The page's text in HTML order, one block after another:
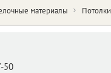
материалы Потолки
50